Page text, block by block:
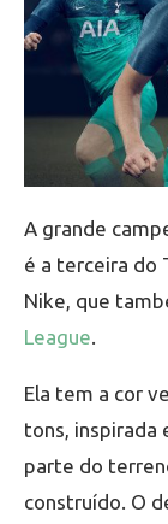
A grande
é a terceira do
Nike, que
League
Ela tem a cor
tons, inspirada
parte do
construído. O